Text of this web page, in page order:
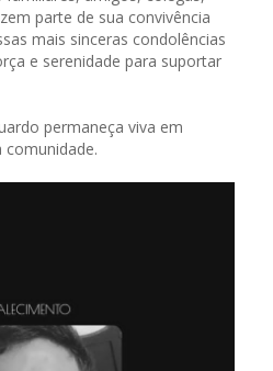
parte de sua convivência
mais sinceras condolências
e serenidade para suportar
permaneça viva em